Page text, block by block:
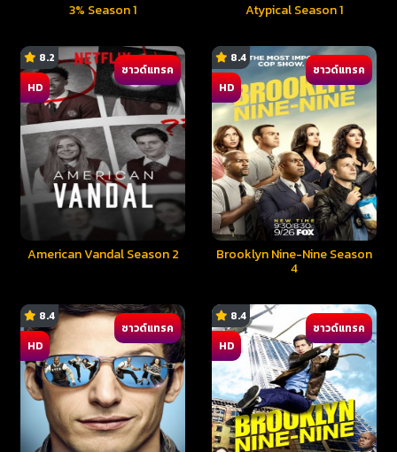
3% Season 1 Atypical Season 1
8.2
HD
ซาวด์แทรค
American Vandal Season 2
8.4
HD
ซาวด์แทรค
Brooklyn Nine-Nine Season
4
8.4
HD
ซาวด์แทรค
8.4
HD
ซาวด์แทรค